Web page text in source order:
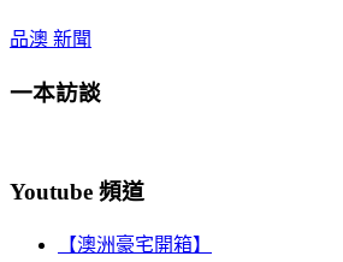
品澳 新聞
一本訪談
Youtube 頻道
【澳洲豪宅開箱】